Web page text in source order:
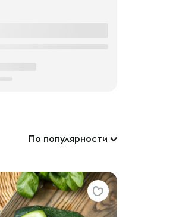
По популярности